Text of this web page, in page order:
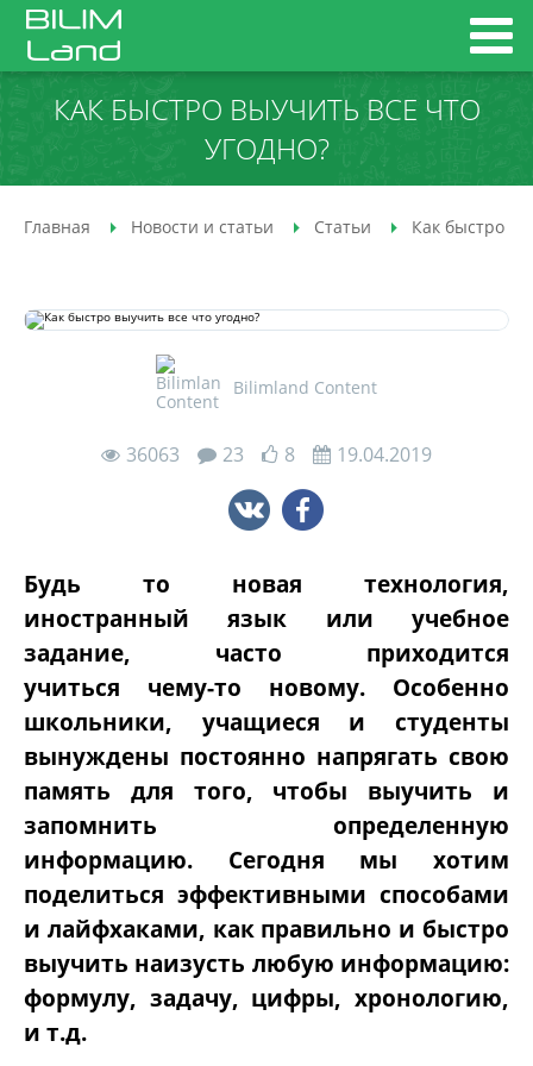
КАК БЫСТРО ВЫУЧИТЬ ВСЕ ЧТО
УГОДНО?
Главная Новости и статьи Статьи Как быстро
Bilimland Content
36063 23 8 19.04.2019
Будь то новая технология,
иностранный язык или учебное
задание, часто приходится
учиться чему-то новому. Особенно
школьники, учащиеся и студенты
вынуждены постоянно напрягать свою
память для того, чтобы выучить и
запомнить определенную
информацию. Сегодня мы хотим
поделиться эффективными способами
и лайфхаками, как правильно и быстро
выучить наизусть любую информацию:
формулу, задачу, цифры, хронологию,
и т.д.